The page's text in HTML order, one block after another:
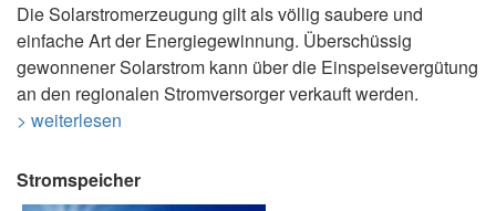
Die Solarstromerzeugung gilt als völlig saubere und
einfache Art der Energiegewinnung. Überschüssig
gewonnener Solarstrom kann über die Einspeisevergütung
an den regionalen Stromversorger verkauft werden.
> weiterlesen
Stromspeicher